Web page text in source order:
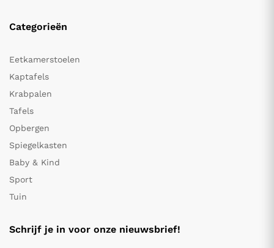
Categorieën
Eetkamerstoelen
Kaptafels
Krabpalen
Tafels
Opbergen
Spiegelkasten
Baby & Kind
Sport
Tuin
Schrijf je in voor onze nieuwsbrief!